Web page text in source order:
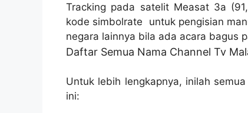
Tracking pada satelit Measat 3a
kode simbolrate untuk pengisian
negara lainnya bila ada acara bagus
Daftar Semua Nama Channel Tv
Untuk lebih lengkapnya, inilah
ini: